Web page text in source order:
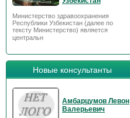
Министерство здравоохранения
Республики Узбекистан (далее по
тексту Министерство) является
центральн
Новые консультанты
Амбарцумов Левон
Валерьевич